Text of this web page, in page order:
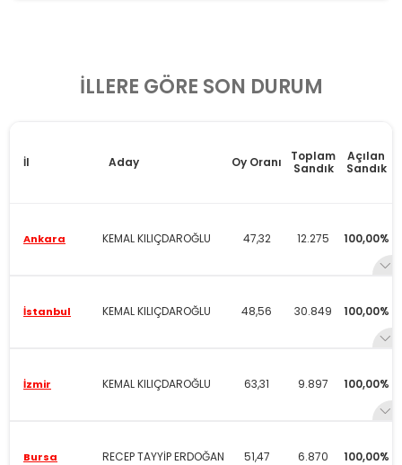
İLLERE GÖRE SON DURUM
İl Aday Oy Oranı
Toplam
Sandık
Açılan
Sandık
Ankara KEMAL KILIÇDAROĞLU 47,32 12.275 100,00%
İstanbul KEMAL KILIÇDAROĞLU 48,56 30.849 100,00%
İzmir KEMAL KILIÇDAROĞLU 63,31 9.897 100,00%
Bursa RECEP TAYYİP ERDOĞAN 51,47 6.870 100,00%